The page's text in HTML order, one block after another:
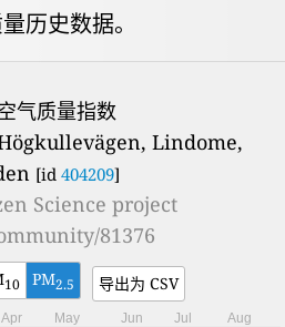
历史数据。
气质量指数
Lindome,
[id 404209]
Science project
81376
10 PM2.5 导出为 CSV
Apr May Jun Jul Aug